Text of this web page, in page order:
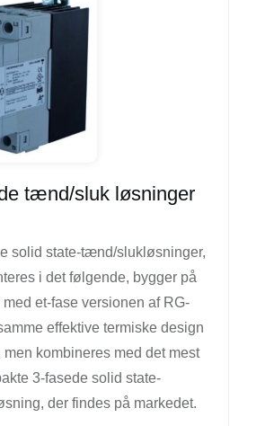
tænd/sluk løsninger
solid state-tænd/slukløsninger,
i det følgende, bygger på
et-fase versionen af RG-
effektive termiske design
men kombineres med det mest
3-fasede solid state-
der findes på markedet.